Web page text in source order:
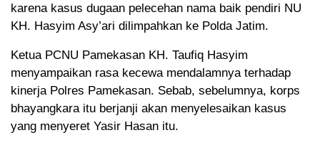
karena kasus dugaan pelecehan nama baik pendiri NU
KH. Hasyim Asy’ari dilimpahkan ke Polda Jatim.
Ketua PCNU Pamekasan KH. Taufiq Hasyim
menyampaikan rasa kecewa mendalamnya terhadap
kinerja Polres Pamekasan. Sebab, sebelumnya, korps
bhayangkara itu berjanji akan menyelesaikan kasus
yang menyeret Yasir Hasan itu.